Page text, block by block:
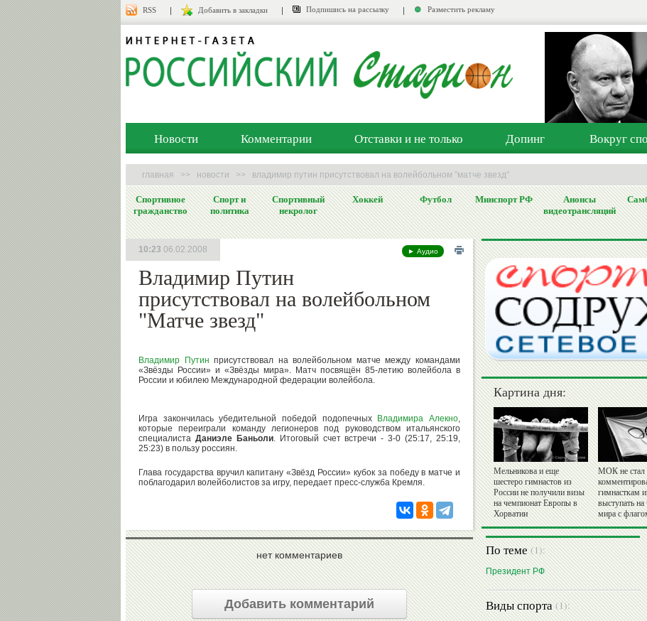
RSS Добавить в закладки Подпишись на рассылку Разместить рекламу
Новости Комментарии Отставки и не только Допинг Вокруг
главная >> новости >> владимир путин присутствовал на волейбольном "матче звезд"
Спортивное
гражданство
Спорт и
политика
Спортивный
некролог
Хоккей Футбол Минспорт РФ
Анонсы
видеотрансляций
► Аудио
Владимир Путин
присутствовал на волейбольном
"Матче звезд"
10:23 06.02.2008
Владимир Путин присутствовал на волейбольном матче между командами
«Звёзды России» и «Звёзды мира». Матч посвящён 85-летию волейбола в
России и юбилею Международной федерации волейбола.
Игра закончилась убедительной победой подопечных Владимира Алекно,
которые переиграли команду легионеров под руководством итальянского
специалиста Даниэле Баньоли. Итоговый счет встречи - 3-0 (25:17, 25:19,
25:23) в пользу россиян.
Глава государства вручил капитану «Звёзд России» кубок за победу в матче и
поблагодарил волейболистов за игру, передает пресс-служба Кремля.
нет комментариев
Добавить комментарий
Картина дня:
Мельникова и еще
шестеро гимнастов из
России не получили визы
на чемпионат Европы в
Хорватии
МОК не стал
гимнасткам
выступать
мира с
По теме(1):
Президент РФ
Виды спорта(1):